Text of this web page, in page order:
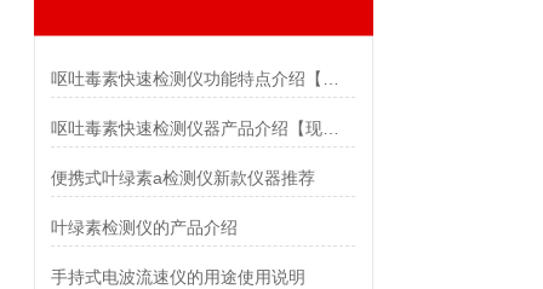
便携式叶绿素a检测仪新款仪器推荐
叶绿素检测仪的产品介绍
手持式电波流速仪的用途使用说明